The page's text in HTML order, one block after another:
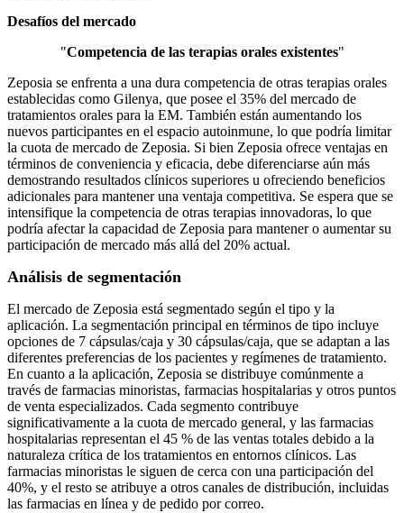
Desafíos del mercado
"Competencia de las terapias orales existentes"
Zeposia se enfrenta a una dura competencia de otras terapias orales
establecidas como Gilenya, que posee el 35% del mercado de
tratamientos orales para la EM. También están aumentando los
nuevos participantes en el espacio autoinmune, lo que podría limitar
la cuota de mercado de Zeposia. Si bien Zeposia ofrece ventajas en
términos de conveniencia y eficacia, debe diferenciarse aún más
demostrando resultados clínicos superiores u ofreciendo beneficios
adicionales para mantener una ventaja competitiva. Se espera que se
intensifique la competencia de otras terapias innovadoras, lo que
podría afectar la capacidad de Zeposia para mantener o aumentar su
participación de mercado más allá del 20% actual.
Análisis de segmentación
El mercado de Zeposia está segmentado según el tipo y la
aplicación. La segmentación principal en términos de tipo incluye
opciones de 7 cápsulas/caja y 30 cápsulas/caja, que se adaptan a las
diferentes preferencias de los pacientes y regímenes de tratamiento.
En cuanto a la aplicación, Zeposia se distribuye comúnmente a
través de farmacias minoristas, farmacias hospitalarias y otros puntos
de venta especializados. Cada segmento contribuye
significativamente a la cuota de mercado general, y las farmacias
hospitalarias representan el 45 % de las ventas totales debido a la
naturaleza crítica de los tratamientos en entornos clínicos. Las
farmacias minoristas le siguen de cerca con una participación del
40%, y el resto se atribuye a otros canales de distribución, incluidas
las farmacias en línea y de pedido por correo.